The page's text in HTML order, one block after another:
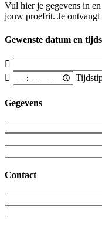
Vul hier je gegevens in
jouw proefrit. Je
Gewenste datum en
Gegevens
Contact